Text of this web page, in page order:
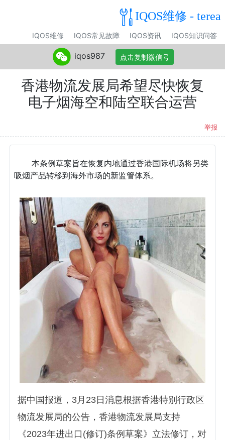
IQOS维修 - terea
IQOS维修 IQOS常见故障 IQOS资讯 IQOS知识问答
香港物流发展局希望尽快恢复
电子烟海空和陆空联合运营
举报
本条例草案旨在恢复内地通过香港国际机场将另类
吸烟产品转移到海外市场的新监管体系。
据中国报道，3月23日消息根据香港特别行政区
物流发展局的公告， 香港物流发展局支持
《2023年进出口(修订)条例草案》立法修订，对
iqos987 点击复制微信号